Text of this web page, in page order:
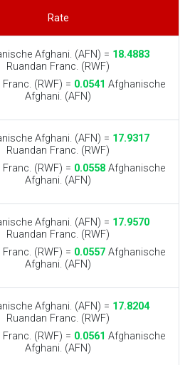
Rate
Afghani. (AFN) = 18.4883
Ruandan Franc. (RWF)
(RWF) = 0.0541 Afghanische
Afghani. (AFN)
Afghani. (AFN) = 17.9317
Ruandan Franc. (RWF)
(RWF) = 0.0558 Afghanische
Afghani. (AFN)
Afghani. (AFN) = 17.9570
Ruandan Franc. (RWF)
(RWF) = 0.0557 Afghanische
Afghani. (AFN)
Afghani. (AFN) = 17.8204
Ruandan Franc. (RWF)
(RWF) = 0.0561 Afghanische
Afghani. (AFN)